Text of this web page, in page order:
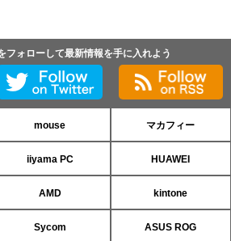
フォローして最新情報を手に入れよう
mouse マカフィー
iiyama PC HUAWEI
AMD kintone
Sycom ASUS ROG